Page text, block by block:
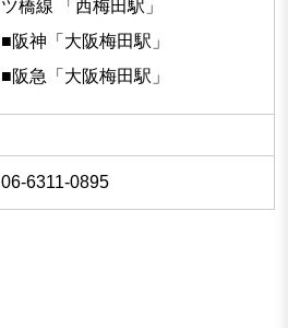
ツ橋線 「西梅田駅」
■阪神「大阪梅田駅」
■阪急「大阪梅田駅」
06-6311-0895